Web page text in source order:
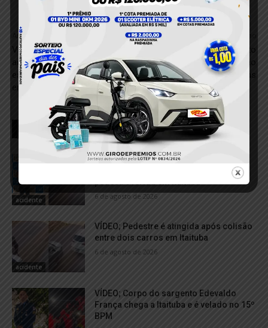
Anterior
Vídeo gravado antes do
acidente aponta falhas na
estrutura do Porto da Uni Z,
em Miritituba
Homem é encontrado morto
em frente à residência no
bairro Otobeli, em Placas
RELACIONADOS
acidente
Motorista é preso por suspeita de
embriaguez após acidente que deixou
pedestre ferida em Itaituba
6 de agosto de 2026
acidente
VÍDEO; Pedestre é atingida após colisão
entre dois carros em Itaituba
6 de agosto de 2026
VÍDEO; Corpo do sargento Edevaldo
França chega a Itaituba e é velado no 15º
BPM